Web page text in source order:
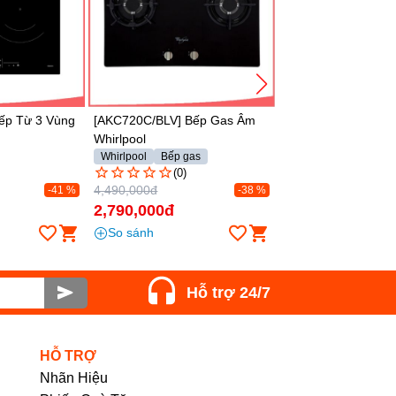
Bếp Gas Âm
-38 %
19,990,000đ -55 %
8,990,000đ
Hỗ trợ 24/7
HỖ TRỢ
Nhãn Hiệu